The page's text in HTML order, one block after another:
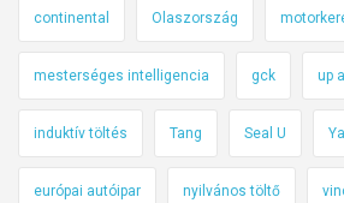
continental Olaszország
mesterséges intelligencia gck up
induktív töltés Tang Seal U
európai autóipar nyilvános töltő